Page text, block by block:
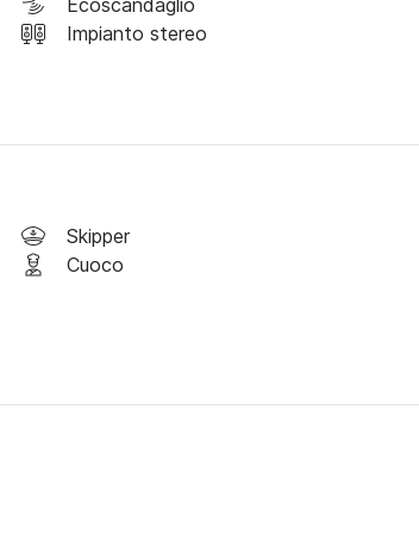
con 2 lavandini. Cabina VIP con letto
doppie con grandi letti a castello e bagni
mare
Ecoscandaglio
Impianto stereo
Skipper
Cuoco